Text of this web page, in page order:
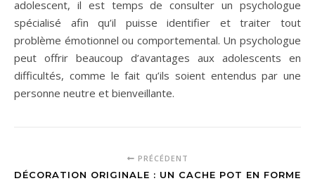
adolescent, il est temps de consulter un psychologue
spécialisé afin qu’il puisse identifier et traiter tout
problème émotionnel ou comportemental. Un psychologue
peut offrir beaucoup d’avantages aux adolescents en
difficultés, comme le fait qu’ils soient entendus par une
personne neutre et bienveillante.
PRÉCÉDENT
DÉCORATION ORIGINALE : UN CACHE POT EN FORME